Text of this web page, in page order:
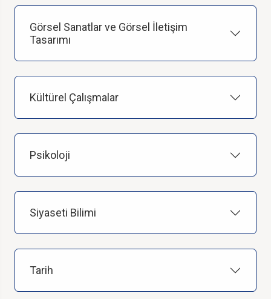
Görsel Sanatlar ve Görsel İletişim
Tasarımı
Kültürel Çalışmalar
Psikoloji
Siyaseti Bilimi
Tarih